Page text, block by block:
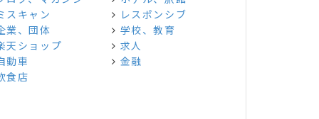
スキャン
レスポンシブ
業、団体
学校、教育
天ショップ
求人
動車
金融
食店